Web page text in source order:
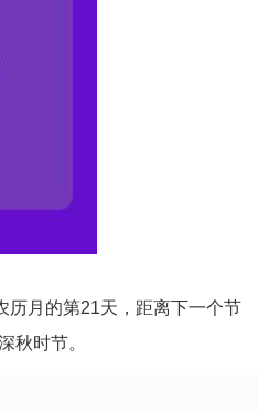
历月的第21天，距离下一个节
秋时节。